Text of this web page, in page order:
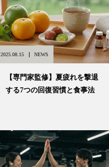
2025.08.15 NEWS
【専門家監修】夏疲れを撃退
する7つの回復習慣と食事法